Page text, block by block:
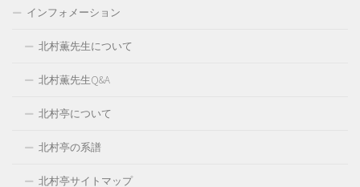
インフォメーション
北村薫先生について
北村薫先生Q&A
北村亭について
北村亭の系譜
北村亭サイトマップ